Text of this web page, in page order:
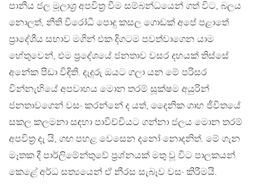
පානීය ජල මූලාශ‍්‍ර අපවිත‍්‍ර වීම සම්බන්ධයෙන් ගත් විට, බලය
නොලත්, නීති විරෝධී පොදු කසල ගොඩක් අපේ පළාතේ
ප‍්‍රාදේශීය සභාව මගින් එක දිගටම පවත්වාගෙන යාම
හේතුවෙන්, එම ප‍්‍රදේශයේ ජනතාව වසර දහයක් තිස්සේ
අනේක පීඩා විඳිති. දැදුරු ඔයට ගලා යන මේ පරිසර
වින්නැහියේ අපවාහය මොන තරම් සූක්ෂම අයුරින්
ජනතාවගෙන් වසං කරන්නේ ද යත්, දෛනික ගෘහ ජීවිතයේ
සකල කලමනා සඳහා පාවිච්චියට ගන්නා ජලය මොන තරම්
අපවිත‍්‍ර දැ යි, ගඟ පහළ වෙසෙන දනෝ නොදනිත්. මේ ගැන
මෑතක දී පාර්ලිමේන්තුවේ ප‍්‍රශ්නයක් මතු වූ විට පාලකයන්
කෙළේ අර්ධ සත්‍යයෙන් ඒ නීරස සැබෑව වසං කිරීමයි.